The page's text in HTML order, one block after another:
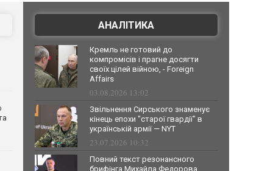
АНАЛІТИКА
Кремль не готовий до
компромісів і прагне досягти
своїх цілей війною, - Foreign
Affairs
03.08.2026 13:02
Звільнення Сирського знаменує
кінець епохи "старої гвардії" в
українській армії — NYT
23.07.2026 10:32
Повний текст резонансного
брифінга Михайла Федорова